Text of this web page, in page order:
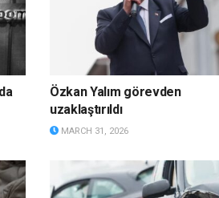
Özkan Yalım görevden
uzaklaştırıldı
MARCH 31, 2026